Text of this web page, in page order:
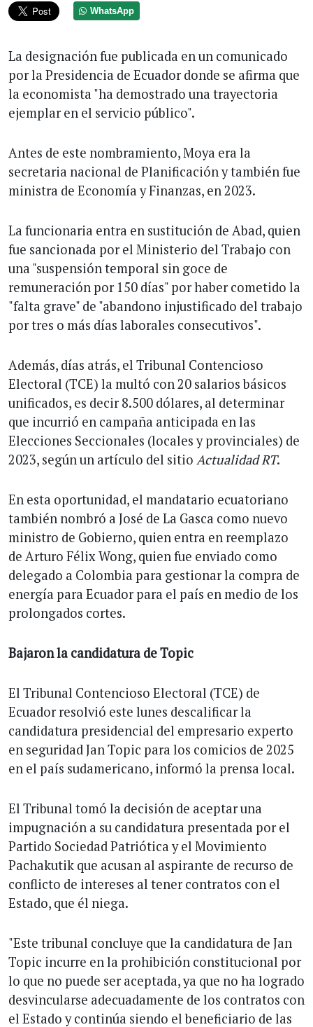
WhatsApp
La designación fue publicada en un comunicado
por la Presidencia de Ecuador donde se afirma que
la economista "ha demostrado una trayectoria
ejemplar en el servicio público".
Antes de este nombramiento, Moya era la
secretaria nacional de Planificación y también fue
ministra de Economía y Finanzas, en 2023.
La funcionaria entra en sustitución de Abad, quien
fue sancionada por el Ministerio del Trabajo con
una "suspensión temporal sin goce de
remuneración por 150 días" por haber cometido la
"falta grave" de "abandono injustificado del trabajo
por tres o más días laborales consecutivos".
Además, días atrás, el Tribunal Contencioso
Electoral (TCE) la multó con 20 salarios básicos
unificados, es decir 8.500 dólares, al determinar
que incurrió en campaña anticipada en las
Elecciones Seccionales (locales y provinciales) de
2023, según un artículo del sitio Actualidad RT.
En esta oportunidad, el mandatario ecuatoriano
también nombró a José de La Gasca como nuevo
ministro de Gobierno, quien entra en reemplazo
de Arturo Félix Wong, quien fue enviado como
delegado a Colombia para gestionar la compra de
energía para Ecuador para el país en medio de los
prolongados cortes.
Bajaron la candidatura de Topic
El Tribunal Contencioso Electoral (TCE) de
Ecuador resolvió este lunes descalificar la
candidatura presidencial del empresario experto
en seguridad Jan Topic para los comicios de 2025
en el país sudamericano, informó la prensa local.
El Tribunal tomó la decisión de aceptar una
impugnación a su candidatura presentada por el
Partido Sociedad Patriótica y el Movimiento
Pachakutik que acusan al aspirante de recurso de
conflicto de intereses al tener contratos con el
Estado, que él niega.
"Este tribunal concluye que la candidatura de Jan
Topic incurre en la prohibición constitucional por
lo que no puede ser aceptada, ya que no ha logrado
desvincularse adecuadamente de los contratos con
el Estado y continúa siendo el beneficiario de las